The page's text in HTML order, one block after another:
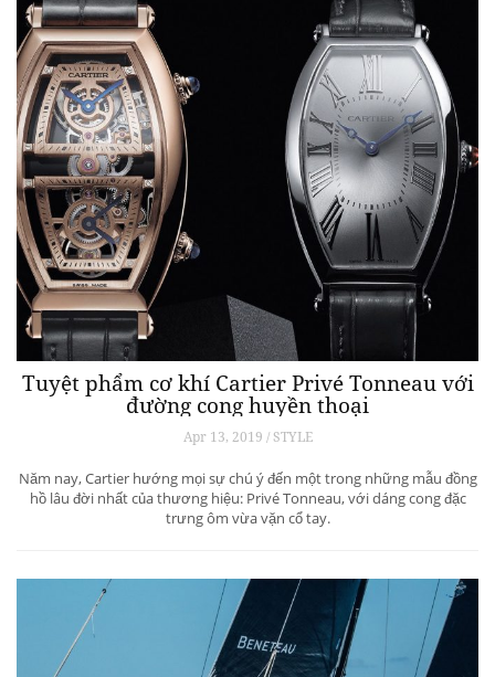
Tuyệt phẩm cơ khí Cartier Privé Tonneau với
đường cong huyền thoại
Apr 13, 2019 / STYLE
Năm nay, Cartier hướng mọi sự chú ý đến một trong những mẫu đồng
hồ lâu đời nhất của thương hiệu: Privé Tonneau, với dáng cong đặc
trưng ôm vừa vặn cổ tay.